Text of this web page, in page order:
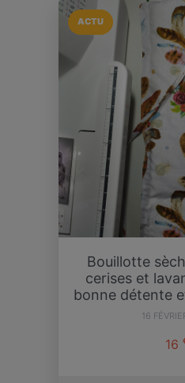
ACTU
Bouillotte
cerises et
bonne détente
16
16